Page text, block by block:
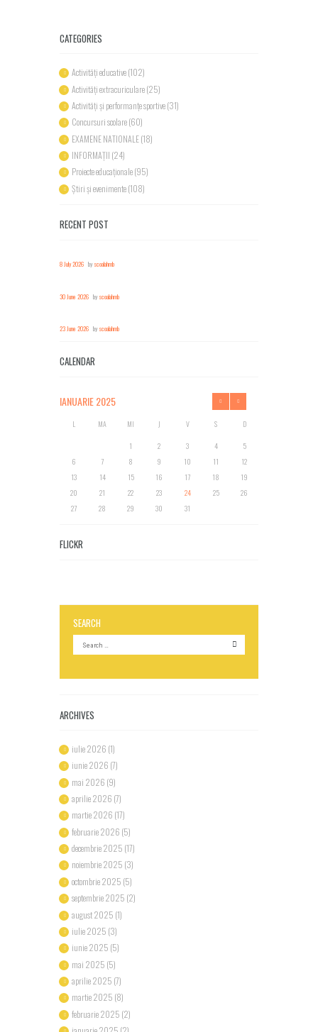
CATEGORIES
Activități educative(102)
Activități extracuriculare(25)
Activități și performanțe sportive(31)
Concursuri scolare(60)
EXAMENE NATIONALE(18)
INFORMAȚII (24)
Proiecte educaționale(95)
Știri și evenimente(108)
RECENT POST
8 July 2026 by scoalahmb
30 June 2026 by scoalahmb
23 June 2026 by scoalahmb
CALENDAR
IANUARIE2025
L MA MI J V S D
1 2 3 4
5
6
7 8 9 10 11
12
13
14 15 16 17 18
19
20
21 22 23 24 25
26
27
28 29 30 31
FLICKR
SEARCH
ARCHIVES
iulie 2026 (1)
iunie 2026 (7)
mai 2026 (9)
aprilie 2026 (7)
martie 2026 (17)
februarie 2026 (5)
decembrie 2025 (17)
noiembrie 2025 (3)
octombrie 2025 (5)
septembrie 2025 (2)
august 2025 (1)
iulie 2025 (3)
iunie 2025 (5)
mai 2025 (5)
aprilie 2025 (7)
martie 2025 (8)
februarie 2025 (2)